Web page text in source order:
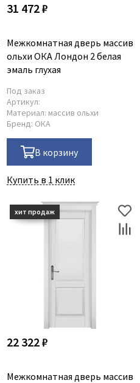
31 472 ₽
Межкомнатная дверь массив
ольхи ОКА Лондон 2 белая
эмаль глухая
Под заказ
Артикул:
Материал: массив ольхи
Бренд: ОКА
В корзину
Купить в 1 клик
22 322 ₽
Межкомнатная дверь массив